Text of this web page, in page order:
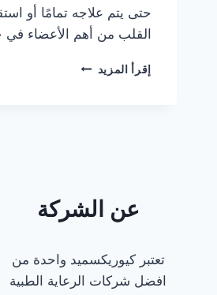
حتى يتم علاجه تمامًا أو
القلب من أهم الأعضاء
إقرأ المزيد دكتور
عن الشركة
تعتبر كيوريكسميد واحدة من
افضل شركات الرعاية الطبية